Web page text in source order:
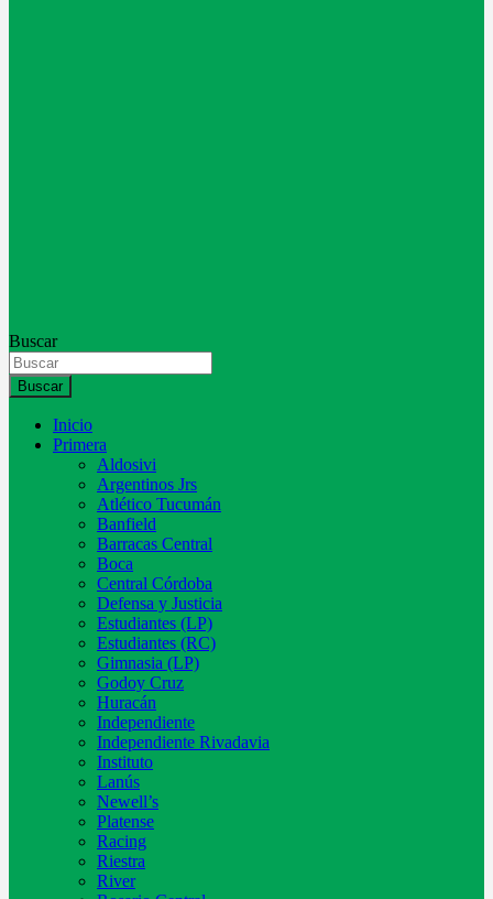
Buscar
Buscar
Inicio
Primera
Aldosivi
Argentinos Jrs
Atlético Tucumán
Banfield
Barracas Central
Boca
Central Córdoba
Defensa y Justicia
Estudiantes (LP)
Estudiantes (RC)
Gimnasia (LP)
Godoy Cruz
Huracán
Independiente
Independiente Rivadavia
Instituto
Lanús
Newell’s
Platense
Racing
Riestra
River